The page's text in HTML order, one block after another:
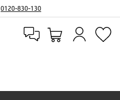
0120-830-130